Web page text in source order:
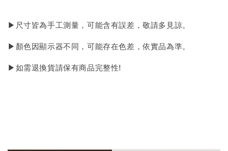
▶尺寸皆為手工測量，可能含有誤差，敬請多見諒。
▶顏色因顯示器不同，可能存在色差，依實品為準。
▶如需退換貨請保有商品完整性!